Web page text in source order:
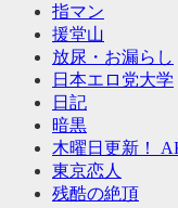
指マン
援堂山
放尿・お漏らし
日本エロ党大学
日記
暗黒
木曜日更新！
東京恋人
残酷の絶頂